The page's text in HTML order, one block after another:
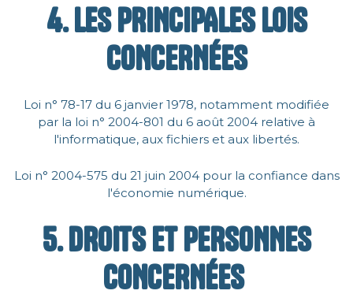
4. LES PRINCIPALES LOIS
CONCERNÉES
Loi n° 78-17 du 6 janvier 1978, notamment modifiée
par la loi n° 2004-801 du 6 août 2004 relative à
l'informatique, aux fichiers et aux libertés.
Loi n° 2004-575 du 21 juin 2004 pour la confiance dans
l'économie numérique.
‍5. DROITS ET PERSONNES
CONCERNÉES